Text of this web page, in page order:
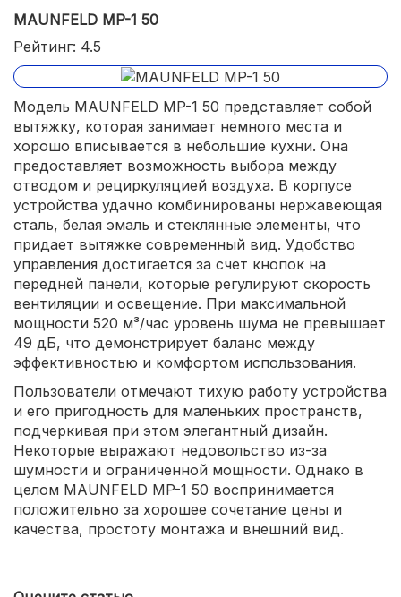
MAUNFELD MP-1 50
Рейтинг: 4.5
Модель MAUNFELD MP-1 50 представляет собой
вытяжку, которая занимает немного места и
хорошо вписывается в небольшие кухни. Она
предоставляет возможность выбора между
отводом и рециркуляцией воздуха. В корпусе
устройства удачно комбинированы нержавеющая
сталь, белая эмаль и стеклянные элементы, что
придает вытяжке современный вид. Удобство
управления достигается за счет кнопок на
передней панели, которые регулируют скорость
вентиляции и освещение. При максимальной
мощности 520 м³/час уровень шума не превышает
49 дБ, что демонстрирует баланс между
эффективностью и комфортом использования.
Пользователи отмечают тихую работу устройства
и его пригодность для маленьких пространств,
подчеркивая при этом элегантный дизайн.
Некоторые выражают недовольство из-за
шумности и ограниченной мощности. Однако в
целом MAUNFELD MP-1 50 воспринимается
положительно за хорошее сочетание цены и
качества, простоту монтажа и внешний вид.